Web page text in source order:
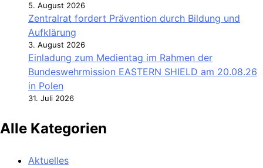
5. August 2026
Zentralrat fordert Prävention durch Bildung und
Aufklärung
3. August 2026
Einladung zum Medientag im Rahmen der
Bundeswehrmission EASTERN SHIELD am 20.08.26
in Polen
31. Juli 2026
Alle Kategorien
Aktuelles